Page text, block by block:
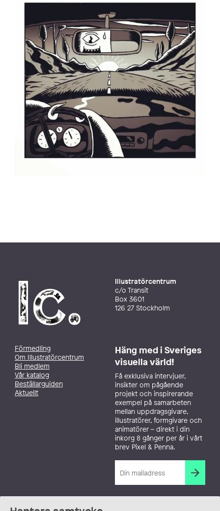
Illustratörcentrum
c/o Transit
Box 3601
126 27 Stockholm
Förmedling
Om Illustratörcentrum
Bli medlem
Vår katalog
Beställarguiden
Aktuellt
Häng med i Sveriges
visuella värld!
Få exklusiva intervjuer,
insikter om pågående
projekt och inspirerande
exempel på samarbeten
mellan uppdragsgivare,
illustratörer, formgivare och
animatörer – direkt i din
inkorg 8 gånger per år i vårt
brev Pixel & Penna.